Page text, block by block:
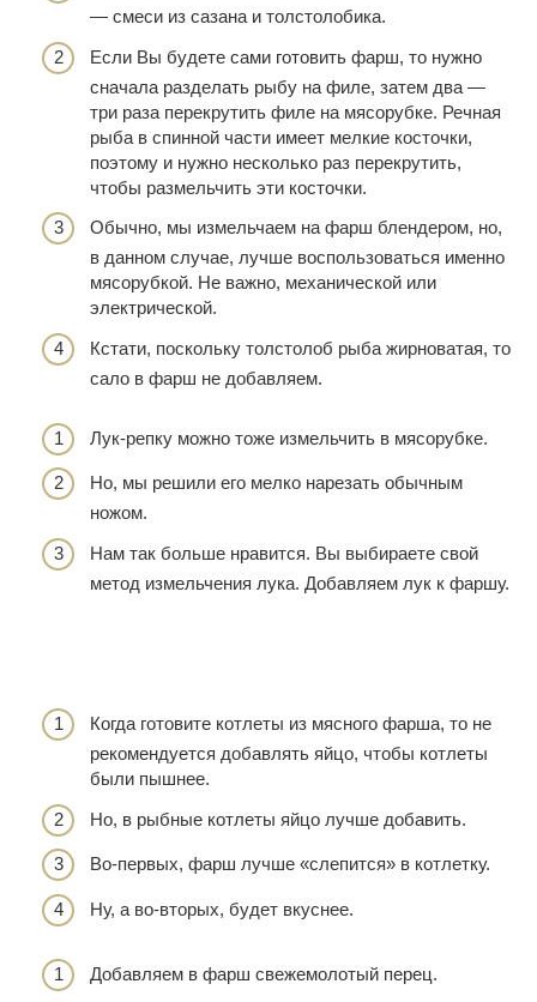
— смеси из сазана и толстолобика.
Если Вы будете сами готовить фарш, то нужно
сначала разделать рыбу на филе, затем два —
три раза перекрутить филе на мясорубке. Речная
рыба в спинной части имеет мелкие косточки,
поэтому и нужно несколько раз перекрутить,
чтобы размельчить эти косточки.
Обычно, мы измельчаем на фарш блендером, но,
в данном случае, лучше воспользоваться именно
мясорубкой. Не важно, механической или
электрической.
Кстати, поскольку толстолоб рыба жирноватая, то
сало в фарш не добавляем.
Лук-репку можно тоже измельчить в мясорубке.
Но, мы решили его мелко нарезать обычным
ножом.
Нам так больше нравится. Вы выбираете свой
метод измельчения лука. Добавляем лук к фаршу.
Когда готовите котлеты из мясного фарша, то не
рекомендуется добавлять яйцо, чтобы котлеты
были пышнее.
Но, в рыбные котлеты яйцо лучше добавить.
Во-первых, фарш лучше «слепится» в котлетку.
Ну, а во-вторых, будет вкуснее.
Добавляем в фарш свежемолотый перец.